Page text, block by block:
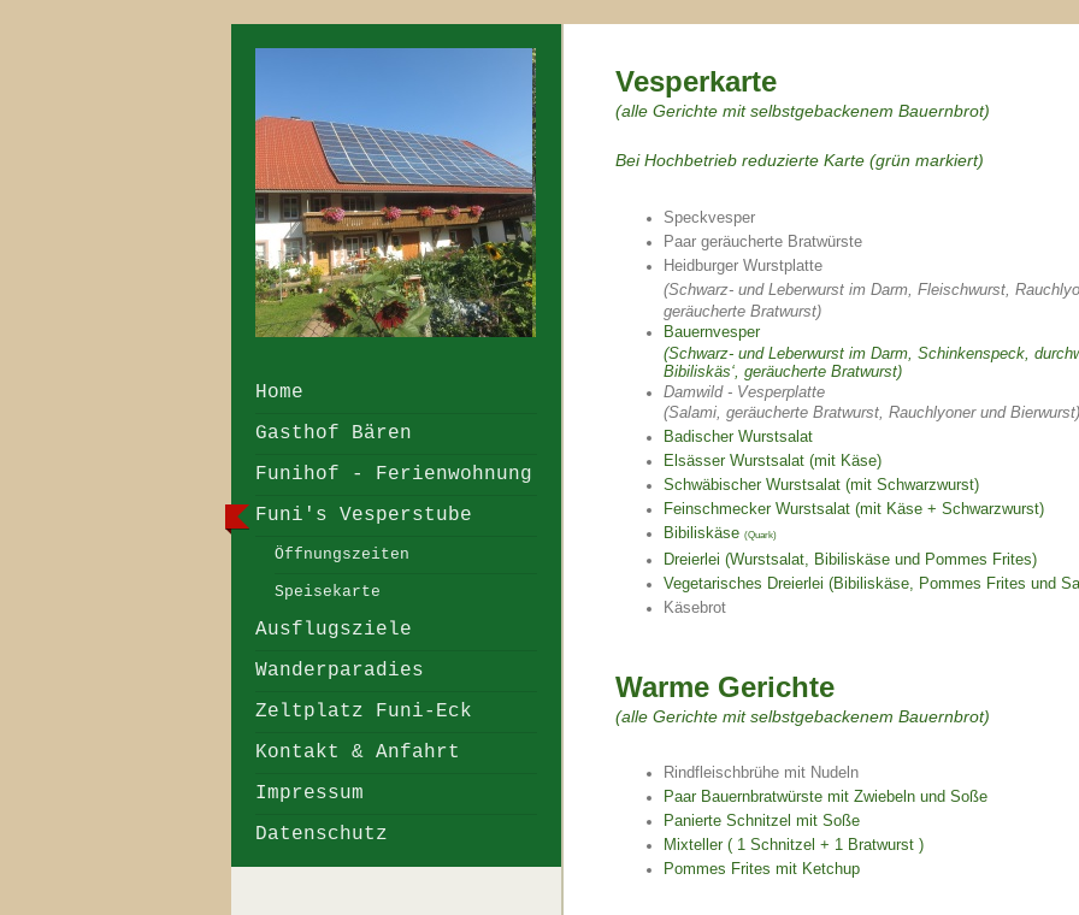
Home
Gasthof Bären
Funihof - Ferienwohnung
Funi's Vesperstube
Öffnungszeiten
Speisekarte
Ausflugsziele
Wanderparadies
Zeltplatz Funi-Eck
Kontakt & Anfahrt
Impressum
Datenschutz
Vesperkarte
(alle Gerichte mit selbstgebackenem Bauernbrot)
Bei Hochbetrieb reduzierte Karte (grün markiert)
Speckvesper
Paar geräucherte Bratwürste
Heidburger Wurstplatte
(Schwarz- und Leberwurst im Darm, Fleischwurst,
geräucherte Bratwurst)
Bauernvesper
(Schwarz- und Leberwurst im Darm, Schinkenspeck,
Bibiliskäs‘, geräucherte Bratwurst)
Damwild - Vesperplatte
(Salami, geräucherte Bratwurst, Rauchlyoner und Bierwurst)
Badischer Wurstsalat
Elsässer Wurstsalat (mit Käse)
Schwäbischer Wurstsalat (mit Schwarzwurst)
Feinschmecker Wurstsalat (mit Käse + Schwarzwurst)
Bibiliskäse (Quark)
Dreierlei (Wurstsalat, Bibiliskäse und Pommes Frites)
Vegetarisches Dreierlei (Bibiliskäse, Pommes Frites und
Käsebrot
Warme Gerichte
(alle Gerichte mit selbstgebackenem Bauernbrot)
Rindfleischbrühe mit Nudeln
Paar Bauernbratwürste mit Zwiebeln und Soße
Panierte Schnitzel mit Soße
Mixteller ( 1 Schnitzel + 1 Bratwurst )
Pommes Frites mit Ketchup